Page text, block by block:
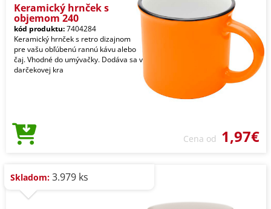
Keramický hrnček s
objemom 240
kód produktu:7404284
Keramický hrnček s retro dizajnom
pre vašu obľúbenú rannú kávu alebo
čaj. Vhodné do umývačky. Dodáva sa v
darčekovej kra
Cena od 1,97€
Skladom: 3.979 ks